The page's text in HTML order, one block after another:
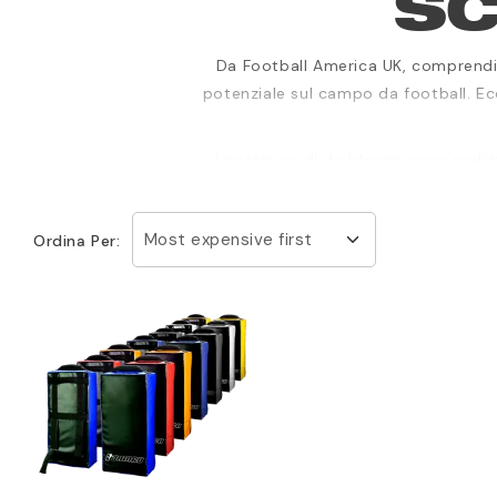
Da Football America UK,
potenziale sul campo da football.
I nostri scudi da blocco sono
potenza, e potenziare la tua
Ordina Per: Most expensive first